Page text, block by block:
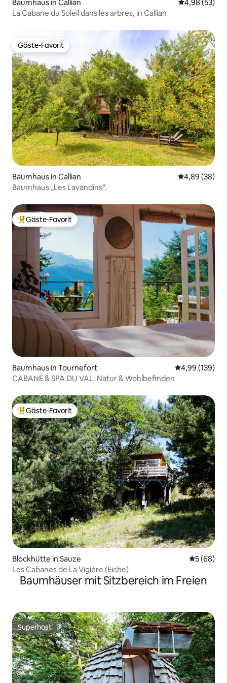
Baumhaus in Callian
4,98 (53)
La Cabane du Soleil dans les arbres, in Callian
Gäste-Favorit
Gäste-Favorit
Baumhaus in Callian
4,89 (38)
Baumhaus „Les Lavandins“.
Beliebter Gäste-Favorit.
Gäste-Favorit
Baumhaus in Tournefort
4,99 (139)
CABANE & SPA DU VAL: Natur & Wohlbefinden
Beliebter Gäste-Favorit.
Gäste-Favorit
Blockhütte in Sauze
5 (68)
Les Cabanes de La Vigière (Eiche)
Baumhäuser mit Sitzbereich im Freien
Superhost
Superhost